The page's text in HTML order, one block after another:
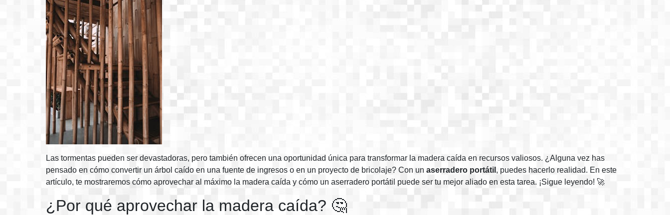
Las tormentas pueden ser devastadoras, pero también ofrecen una oportunidad única para transformar la madera caída en recursos valiosos. ¿Alguna vez has
pensado en cómo convertir un árbol caído en una fuente de ingresos o en un proyecto de bricolaje? Con un aserradero portátil , puedes hacerlo realidad. En este
artículo, te mostraremos cómo aprovechar al máximo la madera caída y cómo un aserradero portátil puede ser tu mejor aliado en esta tarea. ¡Sigue leyendo! 🚀
¿Por qué aprovechar la madera caída? 🤔